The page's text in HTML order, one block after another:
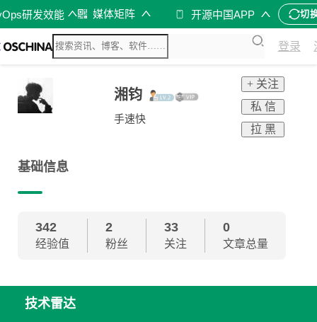
研发效能 媒体矩阵 开源中国APP 切
登录
湘钧
手速快
+ 关注
私 信
拉 黑
基础信息
342
经验值
2
粉丝
33
关注
0
文章总量
技术雷达